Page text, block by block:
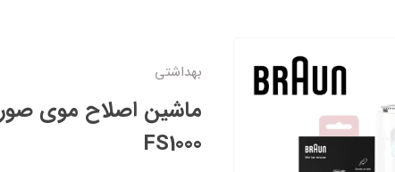
بهداشتی
FS1000